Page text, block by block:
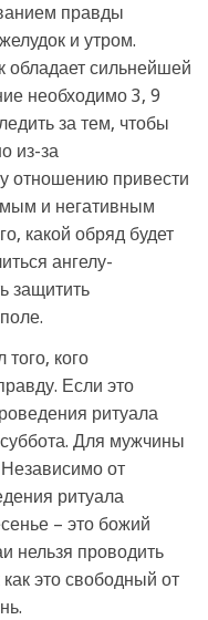
правды
и утром.
обладает сильнейшей
необходимо 3, 9
за тем, чтобы
из-за
отношению привести
и негативным
какой обряд будет
ангелу-
защитить
кого
Если это
ритуала
Для мужчины
Независимо от
ритуала
– это божий
нельзя проводить
это свободный от